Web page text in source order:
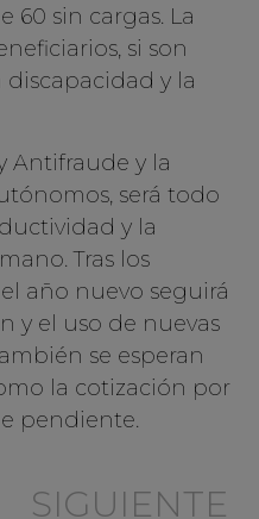
60 sin cargas. La
si son
discapacidad y la
Antifraude y la
será todo
y la
Tras los
año nuevo seguirá
y el uso de nuevas
se esperan
la cotización por
pendiente.
SIGUIENTE